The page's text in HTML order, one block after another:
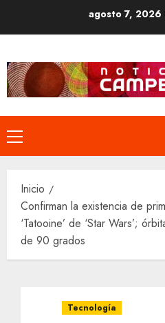
agosto 7, 2026
Menú
principal
Inicio
Confirman la existencia de
‘Tatooine’ de ‘Star Wars’;
de 90 grados
Tecnología